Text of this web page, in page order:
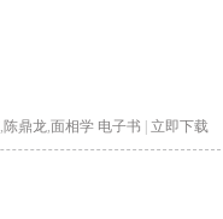
陈鼎龙 面相学 电子书 | 立即下载